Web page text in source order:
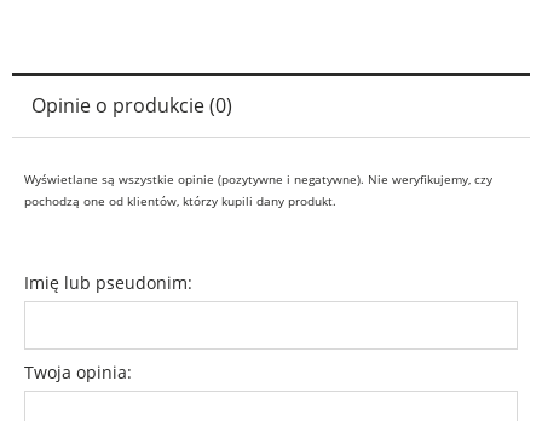
Opinie o produkcie (0)
Wyświetlane są wszystkie opinie (pozytywne i negatywne). Nie weryfikujemy, czy
pochodzą one od klientów, którzy kupili dany produkt.
Imię lub pseudonim:
Twoja opinia: